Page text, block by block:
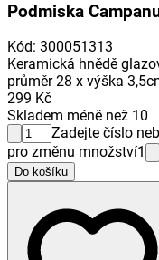
Podmiska
Kód: 300051313
Keramická hnědě
průměr 28 x výška
299 Kč
Skladem méně než 10
Zadejte číslo
pro změnu množství1
Do košíku